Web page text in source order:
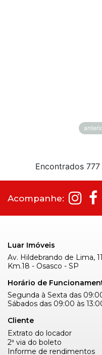
Encontrados
Acompanhe:
Luar Imóveis
Av. Hildebrando de Lima,
Km.18 - Osasco - SP
Horário de
Segunda à Sexta das
Sábados das 09:00 às
Cliente
Extrato do locador
2ª via do boleto
Informe de rendimentos